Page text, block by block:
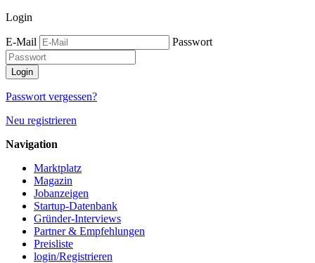
Login
E-Mail Passwort
Passwort vergessen?
Neu registrieren
Navigation
Marktplatz
Magazin
Jobanzeigen
Startup-Datenbank
Gründer-Interviews
Partner & Empfehlungen
Preisliste
login/Registrieren